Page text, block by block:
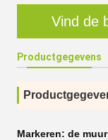
Vind de
Productgegevens
Markeren: de